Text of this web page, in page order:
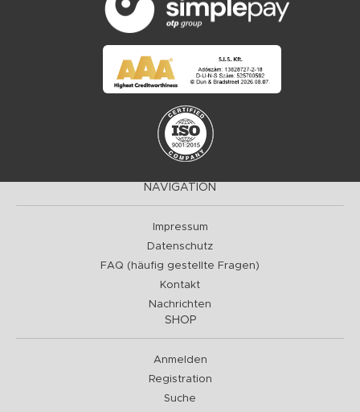
NAVIGATION
Impressum
Datenschutz
FAQ (häufig gestellte Fragen)
Kontakt
Nachrichten
SHOP
Anmelden
Registration
Suche